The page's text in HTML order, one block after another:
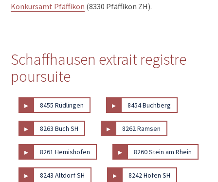
Konkursamt Pfäffikon (8330 Pfäffikon ZH).
Schaffhausen extrait registre
poursuite
▸ 8455 Rüdlingen ▸ 8454 Buchberg
▸ 8263 Buch SH ▸ 8262 Ramsen
▸ 8261 Hemishofen ▸ 8260 Stein am Rhein
▸ 8243 Altdorf SH ▸ 8242 Hofen SH